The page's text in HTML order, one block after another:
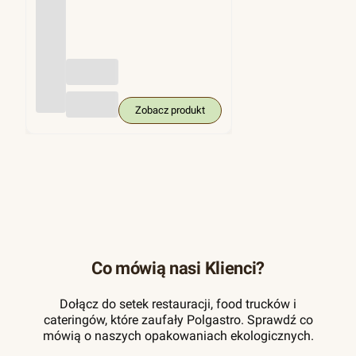
Zobacz produkt
Co mówią nasi Klienci?
Dołącz do setek restauracji, food trucków i
cateringów, które zaufały Polgastro. Sprawdź co
mówią o naszych opakowaniach ekologicznych.